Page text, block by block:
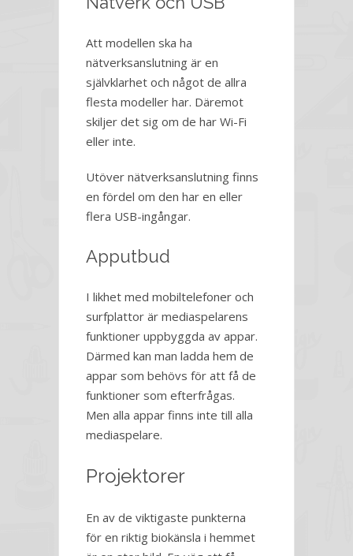
Att modellen ska ha
nätverksanslutning är en
självklarhet och något de allra
flesta modeller har. Däremot
skiljer det sig om de har Wi-Fi
eller inte.
Utöver nätverksanslutning finns
en fördel om den har en eller
flera USB-ingångar.
Apputbud
I likhet med mobiltelefoner och
surfplattor är mediaspelarens
funktioner uppbyggda av appar.
Därmed kan man ladda hem de
appar som behövs för att få de
funktioner som efterfrågas.
Men alla appar finns inte till alla
mediaspelare.
Projektorer
En av de viktigaste punkterna
för en riktig biokänsla i hemmet